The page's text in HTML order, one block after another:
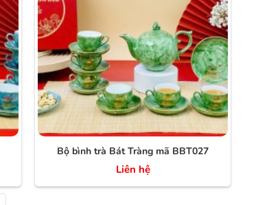
Bộ bình trà Bát Tràng mã BBT027
Liên hệ